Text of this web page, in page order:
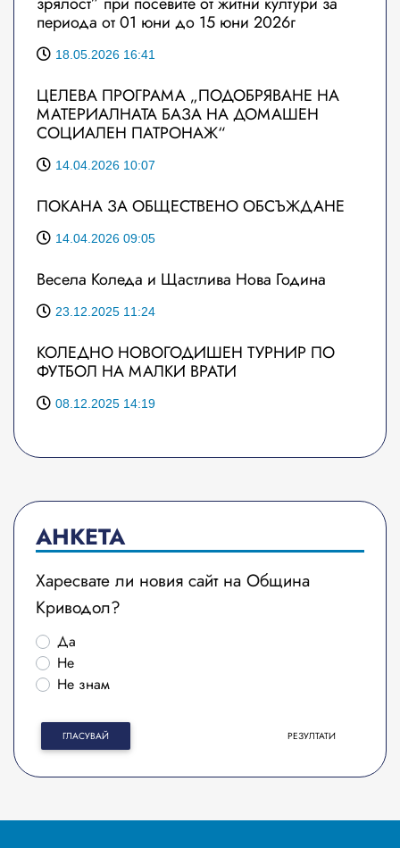
периода от 01 юни до 15 юни 2026г
18.05.2026 16:41
ЦЕЛЕВА ПРОГРАМА „ПОДОБРЯВАНЕ НА
МАТЕРИАЛНАТА БАЗА НА ДОМАШЕН
СОЦИАЛЕН ПАТРОНАЖ“
14.04.2026 10:07
ПОКАНА ЗА ОБЩЕСТВЕНО ОБСЪЖДАНЕ
14.04.2026 09:05
Весела Коледа и Щастлива Нова Година
23.12.2025 11:24
КОЛЕДНО НОВОГОДИШЕН ТУРНИР ПО
ФУТБОЛ НА МАЛКИ ВРАТИ
08.12.2025 14:19
АНКЕТА
Харесвате ли новия сайт на Община
Криводол?
Да
Не
Не знам
ГЛАСУВАЙ РЕЗУЛТАТИ